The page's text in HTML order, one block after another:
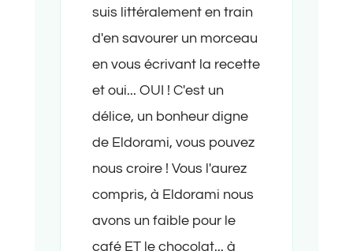
suis littéralement en train
d'en savourer un morceau
en vous écrivant la recette
et oui... OUI ! C'est un
délice, un bonheur digne
de Eldorami, vous pouvez
nous croire ! Vous l'aurez
compris, à Eldorami nous
avons un faible pour le
café ET le chocolat... à